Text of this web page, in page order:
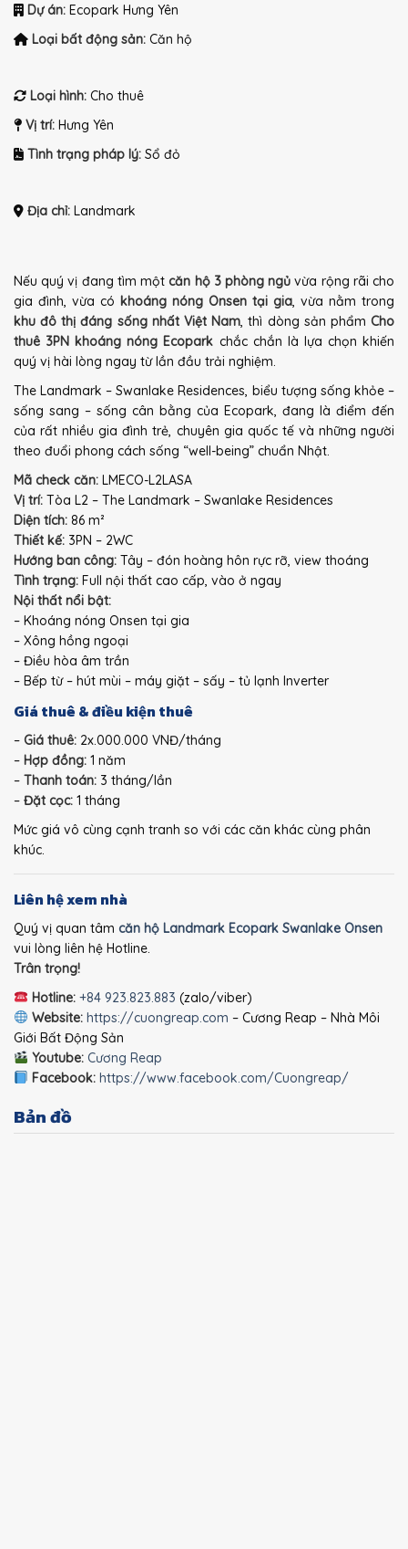
Dự án: Ecopark Hưng Yên
Loại bất động sản: Căn hộ
Loại hình: Cho thuê
Vị trí: Hưng Yên
Tình trạng pháp lý: Sổ đỏ
Địa chỉ: Landmark
Nếu quý vị đang tìm mộtcăn hộ 3 phòng ngủ vừa rộng rãi cho
gia đình, vừa có khoáng nóng Onsen tại gia, vừa nằm trong
khu đô thị đáng sống nhất Việt Nam, thì dòng sản phẩmCho
thuê 3PN khoáng nóng Ecopark chắc chắn là lựa chọn khiến
quý vị hài lòng ngay từ lần đầu trải nghiệm.
The Landmark – Swanlake Residences, biểu tượng sống khỏe –
sống sang – sống cân bằng của Ecopark, đang là điểm đến
của rất nhiều gia đình trẻ, chuyên gia quốc tế và những người
theo đuổi phong cách sống “well-being” chuẩn Nhật.
Mã check căn: LMECO-L2LASA
Vị trí: Tòa L2 – The Landmark – Swanlake Residences
Diện tích: 86 m²
Thiết kế: 3PN – 2WC
Hướng ban công: Tây – đón hoàng hôn rực rỡ, view thoáng
Tình trạng: Full nội thất cao cấp, vào ở ngay
Nội thất nổi bật:
– Khoáng nóng Onsen tại gia
– Xông hồng ngoại
– Điều hòa âm trần
– Bếp từ – hút mùi – máy giặt – sấy – tủ lạnh Inverter
Giá thuê & điều kiện thuê
– Giá thuê: 2x.000.000 VNĐ/tháng
– Hợp đồng: 1 năm
– Thanh toán: 3 tháng/lần
– Đặt cọc: 1 tháng
Mức giá vô cùng cạnh tranh so với các căn khác cùng phân
khúc.
Liên hệ xem nhà
Quý vị quan tâm căn hộ Landmark Ecopark Swanlake Onsen
vui lòng liên hệ Hotline.
Trân trọng!
Hotline: +84 923.823.883 (zalo/viber)
Website: https://cuongreap.com – Cương Reap – Nhà Môi
Giới Bất Động Sản
Youtube: Cương Reap
Facebook: https://www.facebook.com/Cuongreap/
Bản đồ